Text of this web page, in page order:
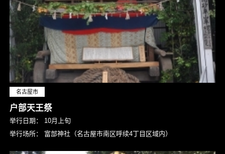
名古屋市
户部天王祭
举行日期： 10月上旬
举行场所： 富部神社（名古屋市南区呼续4丁目区域内）